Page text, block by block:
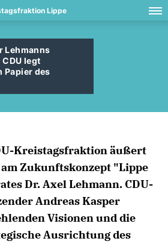
Lippe
Lehmanns
legt
Papier des
Kreistagsfraktion äußert
Zukunftskonzept "Lippe
Dr. Axel Lehmann. CDU-
Andreas Kasper
Visionen und die
Ausrichtung des